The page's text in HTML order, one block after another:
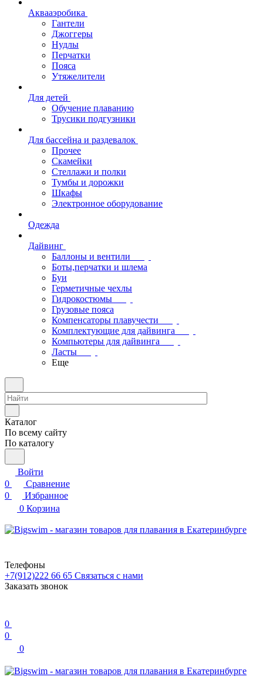
Аквааэробика
Гантели
Джоггеры
Нудлы
Перчатки
Пояса
Утяжелители
Для детей
Обучение плаванию
Трусики подгузники
Для бассейна и раздевалок
Прочее
Скамейки
Стеллажи и полки
Тумбы и дорожки
Шкафы
Электронное оборудование
Одежда
Дайвинг
Баллоны и вентили
Боты,перчатки и шлема
Буи
Герметичные чехлы
Гидрокостюмы
Грузовые пояса
Компенсаторы плавучести
Комплектующие для дайвинга
Компьютеры для дайвинга
Ласты
Еще
Каталог
По всему сайту
По каталогу
Войти
0
Сравнение
0
Избранное
0 Корзина
Телефоны
+7(912)222 66 65 Связаться с нами
Заказать звонок
0
0
0